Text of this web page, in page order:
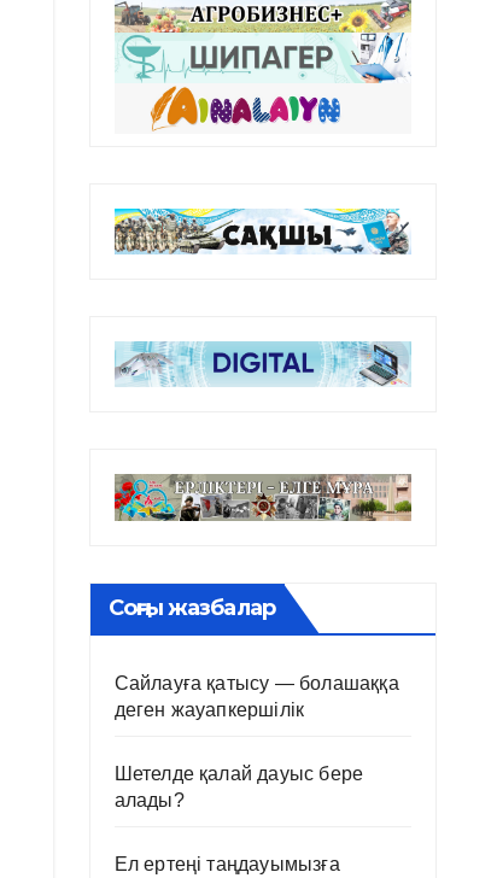
Соңғы жазбалар
Сайлауға қатысу — болашаққа
деген жауапкершілік
Шетелде қалай дауыс бере
алады?
Ел ертеңі таңдауымызға